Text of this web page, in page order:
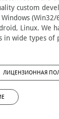
custom
(Win32/
Linux. We
in wide types of
ЛИЦЕНЗИОННАЯ